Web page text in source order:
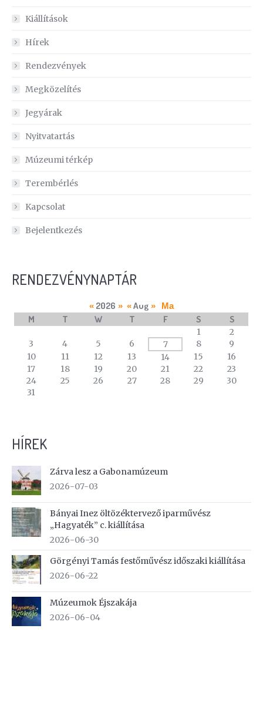
Kiállítások
Hírek
Rendezvények
Megközelítés
Jegyárak
Nyitvatartás
Múzeumi térkép
Terembérlés
Kapcsolat
Bejelentkezés
RENDEZVÉNYNAPTÁR
calendar
events
« 2026 » « Aug » Ma
M T W T F S S
1
2
3
4 5 6 7 8
9
10
11 12 13 14 15
16
17
18 19 20 21 22
23
24
25 26 27 28 29
30
31
HÍREK
Zárva lesz a Gabonamúzeum
2026-07-03
Bányai Inez öltözéktervező iparművész
„Hagyaték” c. kiállítása
2026-06-30
Görgényi Tamás festőművész időszaki kiállítása
2026-06-22
Múzeumok Éjszakája
2026-06-04